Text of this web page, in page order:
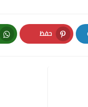
حفظ
Pinterest